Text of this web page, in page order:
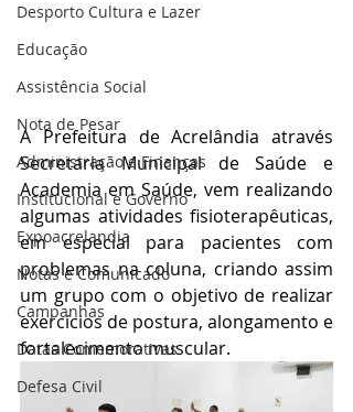
Desporto Cultura e Lazer
Educação
Assistência Social
Nota de Pesar
Administração e Finanças
Institucional e Governo
Expoacrelandia
Notas e Comunicado
Campanhas
Datas Comemorativas
Defesa Civil
A Prefeitura de Acrelândia através
Secretaria Municipal de Saúde e
Academia em Saúde, vem realizando
algumas atividades fisioterapêuticas,
em especial para pacientes com
problemas na coluna, criando assim
um grupo com o objetivo de realizar
exercícios de postura, alongamento e
fortalecimento muscular.